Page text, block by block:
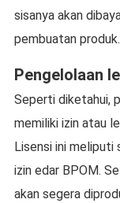
sisanya akan
pembuatan produk.
Pengelolaan
Seperti diketahui,
memiliki izin atau
Lisensi ini
izin edar BPOM.
akan segera